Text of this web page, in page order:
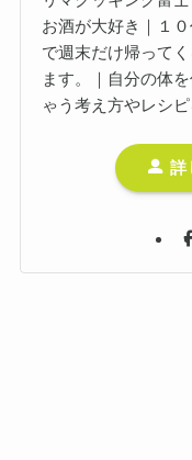
お酒が大好き｜１
で週末だけ帰って
ます。｜自分の体
ゃう考え方やレシ
詳